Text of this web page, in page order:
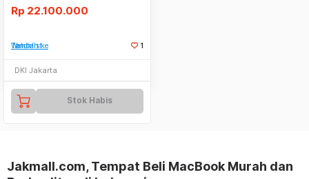
Rp 22.100.000
Tambah ke Watchlist 1
DKI Jakarta
Stok Habis
Jakmall.com, Tempat Beli MacBook Murah dan